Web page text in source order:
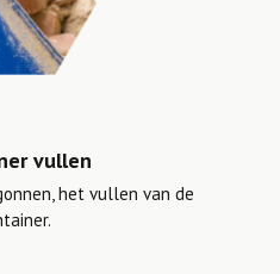
vullen
het vullen van de